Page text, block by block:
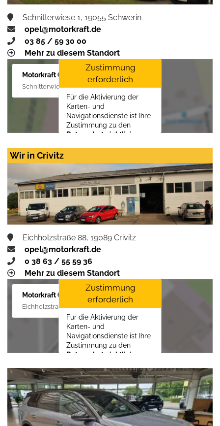
Schnitterwiese 1, 19055 Schwerin
opel@motorkraft.de
03 85 / 59 30 00
Mehr zu diesem Standort
Motorkraft GmbH
Schnitterwiese 1, 19055 Schwerin
Zustimmung
erforderlich
Für die Aktivierung der
Karten- und
Navigationsdienste ist Ihre
Zustimmung zu den
Datenschutzrichtlinien
Zustimmen und
aktivieren
Wir in Crivitz
Eichholzstraße 88, 19089 Crivitz
opel@motorkraft.de
0 38 63 / 55 59 36
Mehr zu diesem Standort
Motorkraft GmbH
Eichholzstraße 88, 19089 Crivitz
Zustimmung
erforderlich
Für die Aktivierung der
Karten- und
Navigationsdienste ist Ihre
Zustimmung zu den
Datenschutzrichtlinien
LLCerforderlich.
Zustimmen und
aktivieren